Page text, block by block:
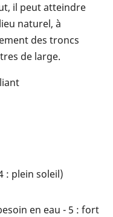
il peut atteindre
naturel, à
des troncs
de large.
: plein soleil)
en eau - 5 : fort